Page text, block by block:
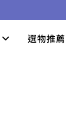
選物推薦